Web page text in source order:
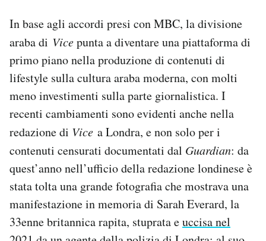
In base agli accordi presi con MBC, la divisione
araba di Vicepunta a diventare una piattaforma di
primo piano nella produzione di contenuti di
lifestyle sulla cultura araba moderna, con molti
meno investimenti sulla parte giornalistica. I
recenti cambiamenti sono evidenti anche nella
redazione di Vice a Londra, e non solo per i
contenuti censurati documentati dal Guardian: da
quest’anno nell’ufficio della redazione londinese è
stata tolta una grande fotografia che mostrava una
manifestazione in memoria di Sarah Everard, la
33enne britannica rapita, stuprata euccisa nel